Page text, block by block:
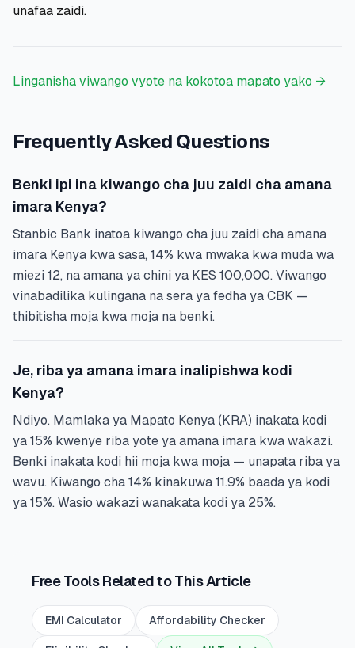
unafaa zaidi.
Linganisha viwango vyote na kokotoa mapato yako →
Frequently Asked Questions
Benki ipi ina kiwango cha juu zaidi cha amana
imara Kenya?
Stanbic Bank inatoa kiwango cha juu zaidi cha amana
imara Kenya kwa sasa, 14% kwa mwaka kwa muda wa
miezi 12, na amana ya chini ya KES 100,000. Viwango
vinabadilika kulingana na sera ya fedha ya CBK —
thibitisha moja kwa moja na benki.
Je, riba ya amana imara inalipishwa kodi
Kenya?
Ndiyo. Mamlaka ya Mapato Kenya (KRA) inakata kodi
ya 15% kwenye riba yote ya amana imara kwa wakazi.
Benki inakata kodi hii moja kwa moja — unapata riba ya
wavu. Kiwango cha 14% kinakuwa 11.9% baada ya kodi
ya 15%. Wasio wakazi wanakata kodi ya 25%.
Free Tools Related to This Article
EMI Calculator Affordability Checker